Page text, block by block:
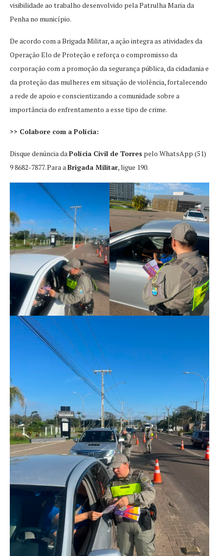
visibilidade ao trabalho desenvolvido pela Patrulha Maria da
Penha no município.
De acordo com a Brigada Militar, a ação integra as atividades da
Operação Elo de Proteção e reforça o compromisso da
corporação com a promoção da segurança pública, da cidadania e
da proteção das mulheres em situação de violência, fortalecendo
a rede de apoio e conscientizando a comunidade sobre a
importância do enfrentamento a esse tipo de crime.
>> Colabore com a Polícia:
Disque denúncia daPolícia Civil de Torres pelo WhatsApp (51)
9 8682-7877. Para aBrigada Militar, ligue 190.